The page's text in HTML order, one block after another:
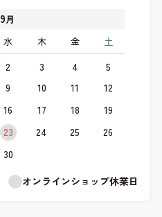
9月
水 木 金 土
2 3 4
5
9 10 11
12
16 17 18
19
23 24 25
26
30
オンラインショップ休業日